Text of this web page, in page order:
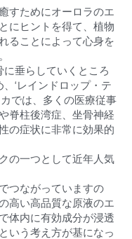
すためにオーロラのエ
にヒントを得て、植物
ることによって心身を
垂らしていくところ
‘レインドロップ・テ
では、多くの医療従事
脊柱後湾症、坐骨神経
の症状に非常に効果的
の一つとして近年人気
つながっていますの
高い高品質な原液のエ
体内に有効成分が浸透
いう考え方が基になっ